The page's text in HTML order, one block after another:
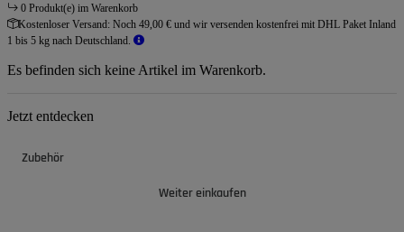
0 Produkt(e) im Warenkorb
Kostenloser Versand: Noch 49,00 € und wir versenden kostenfrei mit DHL Paket Inland
1 bis 5 kg nach Deutschland.
Es befinden sich keine Artikel im Warenkorb.
Jetzt entdecken
Zubehör
Weiter einkaufen